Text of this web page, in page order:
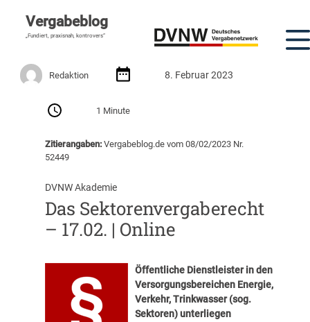
Vergabeblog
„Fundiert, praxisnah, kontrovers“
Redaktion 8. Februar 2023
1 Minute
Zitierangaben:Vergabeblog.de vom 08/02/2023 Nr.
52449
DVNW Akademie
Das Sektorenvergaberecht
– 17.02. | Online
Öffentliche Dienstleister in den
Versorgungsbereichen Energie,
Verkehr, Trinkwasser (sog.
Sektoren) unterliegen